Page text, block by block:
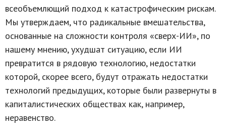
всеобъемлющий подход к катастрофическим рискам.
Мы утверждаем, что радикальные вмешательства,
основанные на сложности контроля «сверх-ИИ», по
нашему мнению, ухудшат ситуацию, если ИИ
превратится в рядовую технологию, недостатки
которой, скорее всего, будут отражать недостатки
технологий предыдущих, которые были развернуты в
капиталистических обществах как, например,
неравенство.